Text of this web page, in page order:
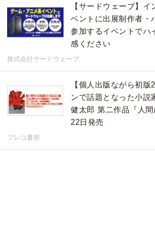
【サードウェーブ】
ベントに出展制作者・
参加するイベントでハ
感ください
株式会社サードウェーブ
【個人出版ながら初
ンで話題となった小説
健太郎 第二作品『人
22日発売
プレコ書房